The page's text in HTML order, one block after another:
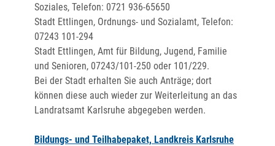
Soziales, Telefon: 0721 936-65650
Stadt Ettlingen, Ordnungs- und Sozialamt, Telefon:
07243 101-294
Stadt Ettlingen, Amt für Bildung, Jugend, Familie
und Senioren, 07243/101-250 oder 101/229.
Bei der Stadt erhalten Sie auch Anträge; dort
können diese auch wieder zur Weiterleitung an das
Landratsamt Karlsruhe abgegeben werden.
Bildungs- und Teilhabepaket, Landkreis Karlsruhe